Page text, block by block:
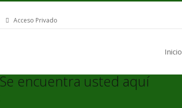
Acceso Privado
Inicio
Se encuentra usted aquí